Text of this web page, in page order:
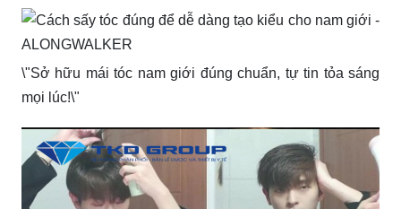
\"Sở hữu mái tóc nam giới đúng chuẩn, tự tin tỏa sáng
mọi lúc!\"